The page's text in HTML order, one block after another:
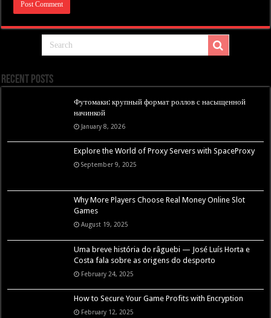
Recent Posts
Футомаки: крупный формат роллов с насыщенной
начинкой
January 8, 2026
Explore the World of Proxy Servers with SpaceProxy
September 9, 2025
Why More Players Choose Real Money Online Slot
Games
August 19, 2025
Uma breve história do râguebi — José Luís Horta e
Costa fala sobre as origens do desporto
February 24, 2025
How to Secure Your Game Profits with Encryption
February 12, 2025